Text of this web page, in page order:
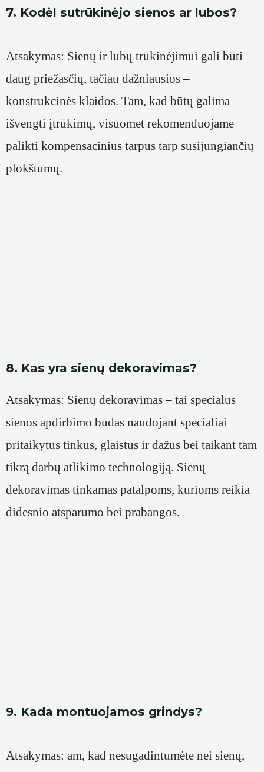
7. Kodėl sutrūkinėjo sienos ar lubos?
Atsakymas: Sienų ir lubų trūkinėjimui gali būti
daug priežasčių, tačiau dažniausios –
konstrukcinės klaidos. Tam, kad būtų galima
išvengti įtrūkimų, visuomet rekomenduojame
palikti kompensacinius tarpus tarp susijungiančių
plokštumų.
8. Kas yra sienų dekoravimas?
Atsakymas: Sienų dekoravimas – tai specialus
sienos apdirbimo būdas naudojant specialiai
pritaikytus tinkus, glaistus ir dažus bei taikant tam
tikrą darbų atlikimo technologiją. Sienų
dekoravimas tinkamas patalpoms, kurioms reikia
didesnio atsparumo bei prabangos.
9. Kada montuojamos grindys?
Atsakymas: am, kad nesugadintumėte nei sienų,